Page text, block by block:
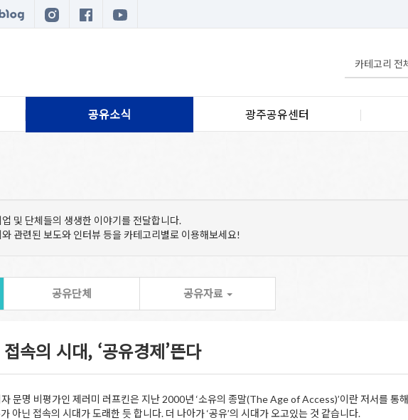
공유소식 광주공유센터
및 단체들의 생생한 이야기를 전달합니다.
관련된 보도와 인터뷰 등을 카테고리별로 이용해보세요!
공유단체 공유자료
속의 시대, ‘공유경제’뜬다
문명 비평가인 제러미 러프킨은 지난 2000년 ‘소유의 종말(The Age of Access)’이란 저서를 통
아닌 접속의 시대가 도래한 듯 합니다. 더 나아가 ‘공유’의 시대가 오고있는 것 같습니다.